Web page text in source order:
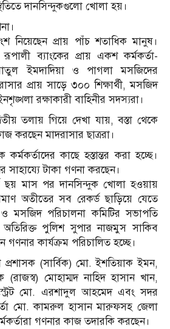
দানসিন্দুকগুলো খোলা হয়।
নিয়েছেন প্রায় পাঁচ শতাধিক মানুষ।
ব্যাংকের প্রায় একশ কর্মকর্তা-
ইমদাদিয়া ও পাগলা মসজিদের
প্রায় সাড়ে ৩০০ শিক্ষার্থী, মসজিদ
রক্ষাকারী বাহিনীর সদস্যরা।
তলায় গিয়ে দেখা যায়, বস্তা থেকে
করছেন মাদরাসার ছাত্ররা।
কাছে হস্তান্তর করা হচ্ছে।
সাহায্যে টাকা গণনা করছেন।
ছয় মাস পর দানসিন্দুক খোলা হওয়ায়
অতীতের সব রেকর্ড ছাড়িয়ে যেতে
মসজিদ পরিচালনা কমিটির সভাপতি
পুলিশ সুপার নাজমুস সা‌কিব
গণনার কার্যক্রম পরিচালিত হচ্ছে।
প্রশাসক (সার্বিক) মো. ইশতিয়াক ইমন,
(রাজস্ব) মোহাম্মদ নাহিদ হাসান খান,
মো. এরশাদুল আহমেদ এবং সদর
মো. কামরুল হাসান মারুফসহ জেলা
গণনার কাজ তদারকি করছেন।